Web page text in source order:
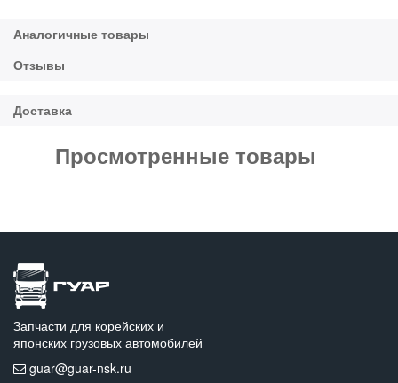
Просмотренные товары
Запчасти для корейских и
японских грузовых автомобилей
guar@guar-nsk.ru